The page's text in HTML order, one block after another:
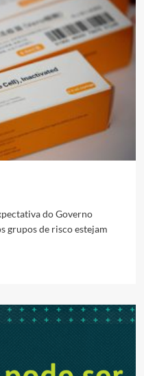
do Governo
grupos de risco estejam